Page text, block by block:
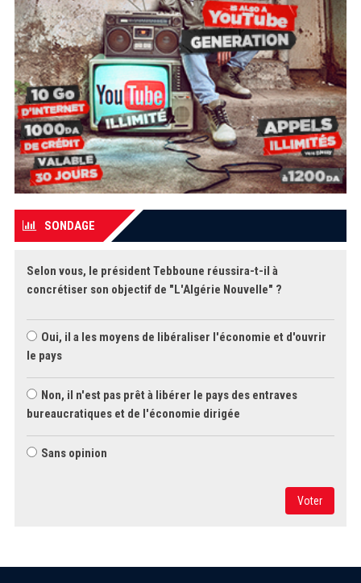
SONDAGE
Selon vous, le président Tebboune réussira-t-il à
concrétiser son objectif de "L'Algérie Nouvelle" ?
Oui, il a les moyens de libéraliser l'économie et d'ouvrir
le pays
Non, il n'est pas prêt à libérer le pays des entraves
bureaucratiques et de l'économie dirigée
Sans opinion
Voter